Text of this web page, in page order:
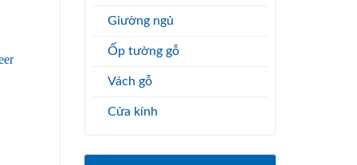
Giường ngủ
Ốp tường gỗ
Vách gỗ
Cửa kính